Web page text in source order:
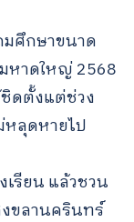
มศึกษาขนาด
หาดใหญ่ 2568
ดตั้งแต่ช่วง
หลุดหายไป
เรียน แล้วชวน
ขลานครินทร์